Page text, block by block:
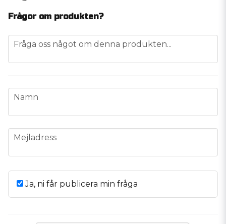
Frågor om produkten?
question
Fråga oss något om denna produkten...
name
Namn
email
Mejladress
Ja, ni får publicera min fråga